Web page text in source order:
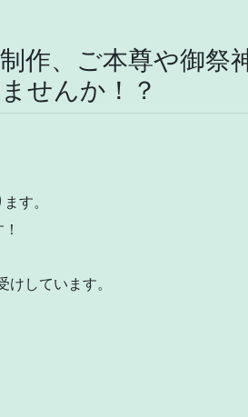
作、ご本尊や御祭
せんか！？
す。
しています。